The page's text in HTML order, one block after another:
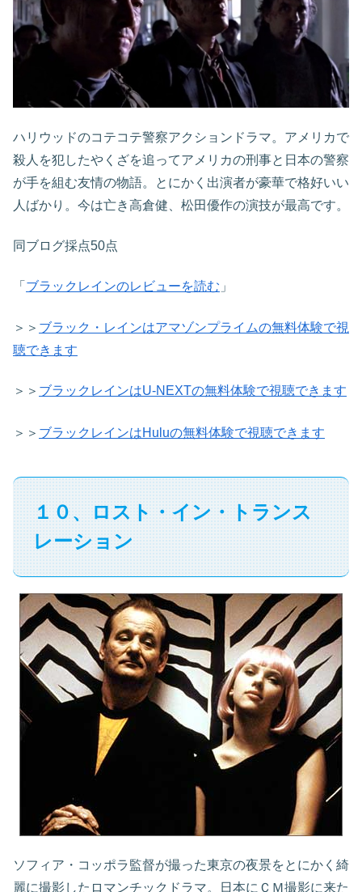
ハリウッドのコテコテ警察アクションドラマ。アメリカで
殺人を犯したやくざを追ってアメリカの刑事と日本の警察
が手を組む友情の物語。とにかく出演者が豪華で格好いい
人ばかり。今は亡き高倉健、松田優作の演技が最高です。
同ブログ採点50点
「 ブラックレインのレビューを読む 」
＞＞ ブラック・レインはアマゾンプライムの無料体験で視
聴できます
＞＞ ブラックレインはU-NEXTの無料体験で視聴できます
＞＞ ブラックレインはHuluの無料体験で視聴できます
１０、ロスト・イン・トランス
レーション
ソフィア・コッポラ監督が撮った東京の夜景をとにかく綺
麗に撮影したロマンチックドラマ。日本にＣＭ撮影に来た